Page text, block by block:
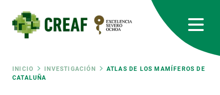
contenido
principal
Ruta
INICIO INVESTIGACIÓN
ATLAS DE LOS MAMÍFEROS DE
CATALUÑA
RRSS